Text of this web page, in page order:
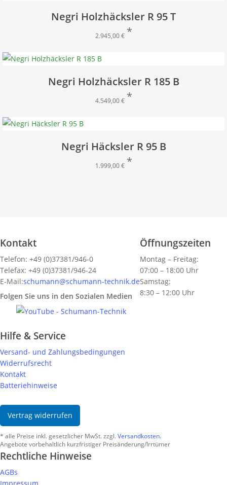
Negri Holzhäcksler R 95 T
2.945,00€
Negri Holzhäcksler R 185 B
4.549,00€
Negri Häcksler R 95 B
1.999,00€
Kontakt
Telefon: +49 (0)37381/946-0
Telefax: +49 (0)37381/946-24
E-Mail:schumann@schumann-technik.de
Folgen Sie uns in den Sozialen Medien
Öffnungszeiten
Montag – Freitag:
07:00 – 18:00 Uhr
Samstag:
8:30 – 12:00 Uhr
Hilfe & Service
Versand- und Zahlungsbedingungen
Widerrufsrecht
Kontakt
Batteriehinweise
Vertrag widerrufen
* alle Preise inkl. gesetzlicher MwSt. zzgl.Versandkosten.
Angebote vorbehaltlich kurzfristiger Preisänderung/Irrtümer
Rechtliche Hinweise
AGBs